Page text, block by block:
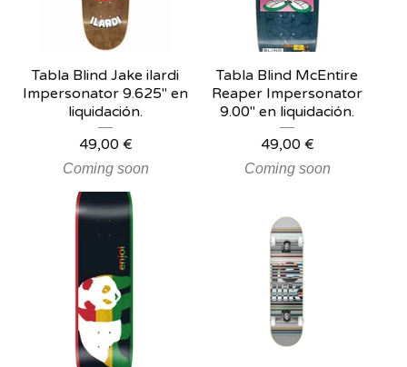
Tabla Blind Jake ilardi
Impersonator 9.625" en
liquidación.
49,00 €
Coming soon
Tabla Blind McEntire
Reaper Impersonator
9.00'' en liquidación.
49,00 €
Coming soon